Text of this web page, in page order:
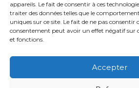
appareils. Le fait de consentir à ces
traiter des données telles que le
uniques sur ce site. Le fait de ne pas consentir
consentement peut avoir un effet négatif sur
et fonctions.
Accepter
Mentions Légales / Crédits
Politique de cookies (UE)
Politique de confidentialité – RGPD